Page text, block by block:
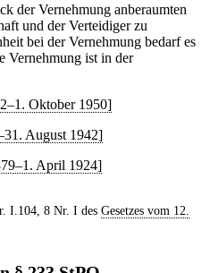
der Vernehmung anberaumten
und der Verteidiger zu
bei der Vernehmung bedarf es
Vernehmung ist in der
Oktober 1950]
August 1942]
April 1924]
I.104, 8 Nr. I des Gesetzes vom 12.